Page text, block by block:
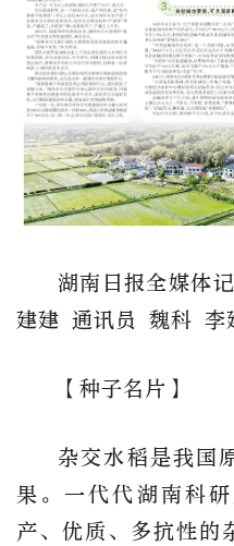
湖南日报全媒体
建建 通讯员 魏科 李
【种子名片】
杂交水稻是我国
果。一代代湖南科
产、优质、多抗性的